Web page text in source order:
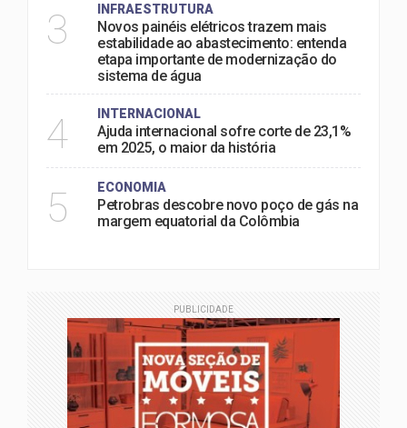
3 INFRAESTRUTURA
Novos painéis elétricos trazem mais
estabilidade ao abastecimento: entenda
etapa importante de modernização do
sistema de água
4 INTERNACIONAL
Ajuda internacional sofre corte de 23,1%
em 2025, o maior da história
5 ECONOMIA
Petrobras descobre novo poço de gás na
margem equatorial da Colômbia
PUBLICIDADE